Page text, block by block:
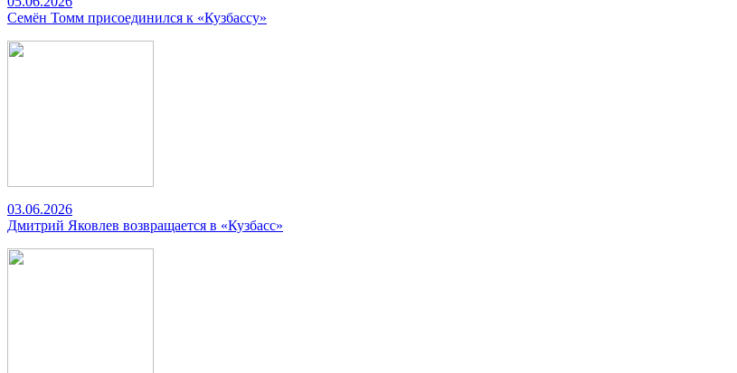
Семён Томм присоединился к «Кузбассу»
03.06.2026
Дмитрий Яковлев возвращается в «Кузбасс»